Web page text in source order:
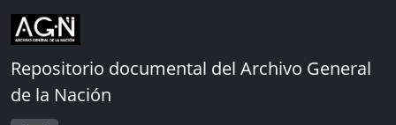
Skip to main content
Repositorio documental del Archivo General
de la Nación